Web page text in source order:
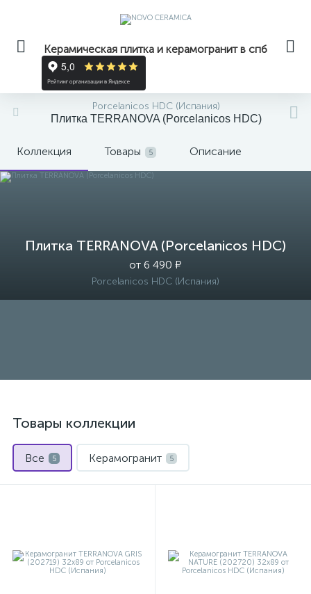
Керамическая плитка и керамогранит в спб
Porcelanicos HDC (Испания)
Плитка TERRANOVA (Porcelanicos HDC)
Коллекция Товары 5 Описание
Плитка TERRANOVA (Porcelanicos HDC)
от 6 490 ₽
Porcelanicos HDC (Испания)
Товары коллекции
Все 5 Керамогранит 5